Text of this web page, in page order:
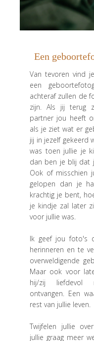
Een
Van tevoren vind
een
achteraf zullen de
zijn. Als jij terug
partner jou heeft
als je ziet wat er
jij in jezelf gekeerd
was toen jullie je
dan ben je blij dat
Ook of misschien
gelopen dan je
krachtig je bent,
je kindje zal later
voor jullie was.
Ik geef jou foto's
herinneren en te
overweldigende
Maar ook voor
hij/zij
ontvangen. Een
rest van jullie leven.
Twijfelen jullie
jullie graag meer